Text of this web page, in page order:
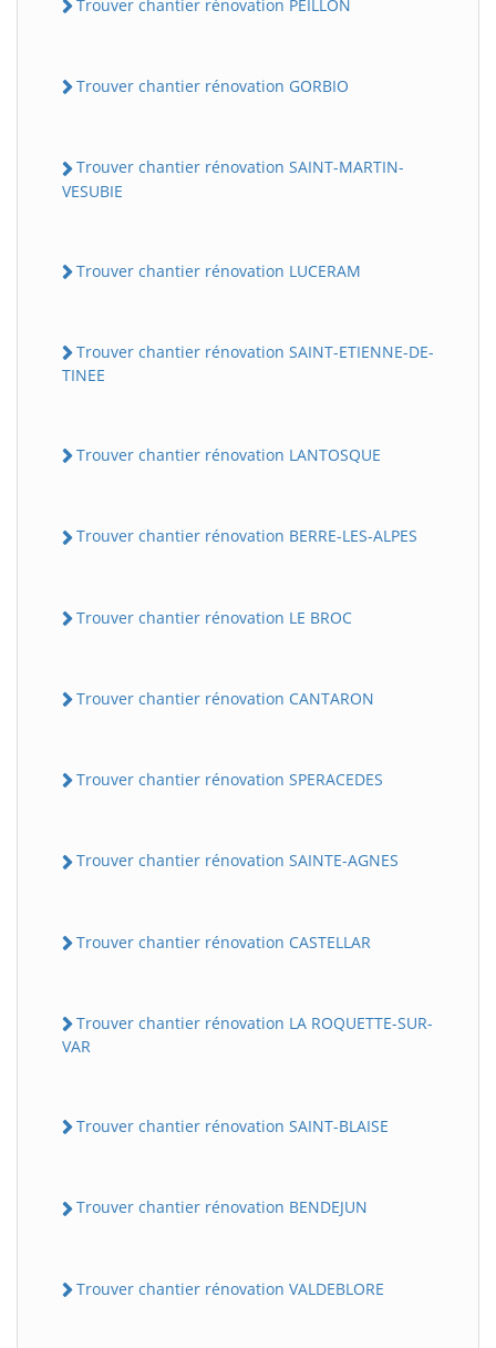
Trouver chantier rénovation PEILLON
Trouver chantier rénovation GORBIO
Trouver chantier rénovation SAINT-MARTIN-
VESUBIE
Trouver chantier rénovation LUCERAM
Trouver chantier rénovation SAINT-ETIENNE-DE-
TINEE
Trouver chantier rénovation LANTOSQUE
Trouver chantier rénovation BERRE-LES-ALPES
Trouver chantier rénovation LE BROC
Trouver chantier rénovation CANTARON
Trouver chantier rénovation SPERACEDES
Trouver chantier rénovation SAINTE-AGNES
Trouver chantier rénovation CASTELLAR
Trouver chantier rénovation LA ROQUETTE-SUR-
VAR
Trouver chantier rénovation SAINT-BLAISE
Trouver chantier rénovation BENDEJUN
Trouver chantier rénovation VALDEBLORE